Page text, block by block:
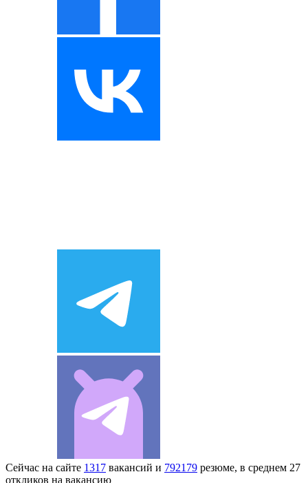
Сейчас на сайте 1317 вакансий и 792179 резюме, в среднем 27
откликов на вакансию